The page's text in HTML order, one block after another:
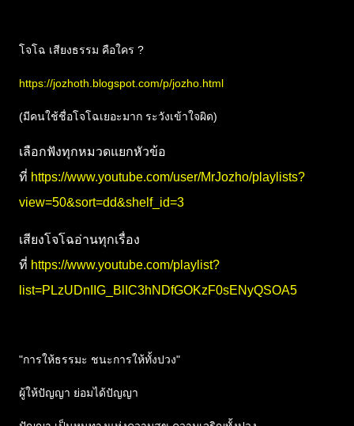
โจโฉ เสียงธรรม คือใคร ?
https://jozhoth.blogspot.com/p/jozho.html
(มีคนใช้ชื่อโจโฉเยอะมาก ระวังเข้าใจผิด)
เลือกฟังทุกหมวดแยกหัวข้อ
ที่ https://www.youtube.com/user/MrJozho/playlists?
view=50&sort=dd&shelf_id=3
เสียงโจโฉอ่านทุกเรื่อง
ที่ https://www.youtube.com/playlist?
list=PLzUDnIIG_BlIC3hNDfGOKzF0sENyQSOA5
"การให้ธรรมะ ชนะการให้ทั้งปวง"
ผู้ให้ปัญญา ย่อมได้ปัญญา